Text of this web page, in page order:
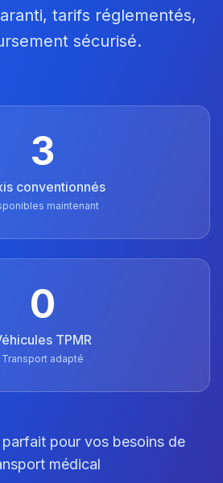
tarifs réglementés,
sécurisé.
3
conventionnés
maintenant
0
TPMR
Transport adapté
pour vos besoins de
médical